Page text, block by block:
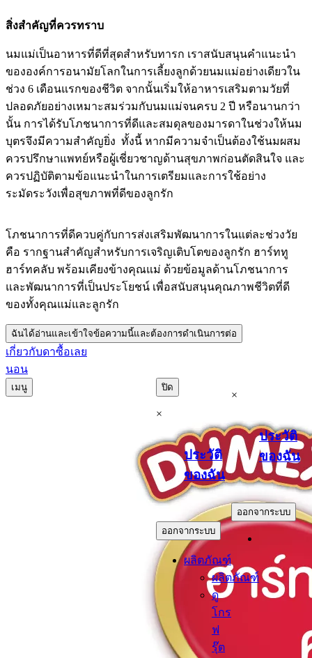
สิ่งสำคัญที่ควรทราบ
นมแม่เป็นอาหารที่ดีที่สุดสำหรับทารก เราสนับสนุนคำแนะนำ
ขององค์การอนามัยโลกในการเลี้ยงลูกด้วยนมแม่อย่างเดียวใน
ช่วง 6 เดือนแรกของชีวิต จากนั้นเริ่มให้อาหารเสริมตามวัยที่
ปลอดภัยอย่างเหมาะสมร่วมกับนมแม่จนครบ 2 ปี หรือนานกว่า
นั้น การได้รับโภชนาการที่ดีและสมดุลของมารดาในช่วงให้นม
บุตรจึงมีความสำคัญยิ่ง ทั้งนี้ หากมีความจำเป็นต้องใช้นมผสม
ควรปรึกษาแพทย์หรือผู้เชี่ยวชาญด้านสุขภาพก่อนตัดสินใจ และ
ควรปฏิบัติตามข้อแนะนำในการเตรียมและการใช้อย่าง
ระมัดระวังเพื่อสุขภาพที่ดีของลูกรัก
โภชนาการที่ดีควบคู่กับการส่งเสริมพัฒนาการในแต่ละช่วงวัย
คือ รากฐานสำคัญสำหรับการเจริญเติบโตของลูกรัก ฮาร์ททู
ฮาร์ทคลับ พร้อมเคียงข้างคุณแม่ ด้วยข้อมูลด้านโภชนาการ
และพัฒนาการที่เป็นประโยชน์ เพื่อสนับสนุนคุณภาพชีวิตที่ดี
ของทั้งคุณแม่และลูกรัก
ฉันได้อ่านและเข้าใจข้อความนี้และต้องการดำเนินการต่อ
เกี่ยวกับดา
นอน
ซื้อเลย
เมนู ปิด
×
ประวัติ
ของฉัน
.
ออกจากระบบ
ผลิตภัณฑ์
ผลิตภัณฑ์
ดู
โกร
ฟ
รุ๊ต
×
ประวัติ
ของฉัน
.
ออกจากระบบ